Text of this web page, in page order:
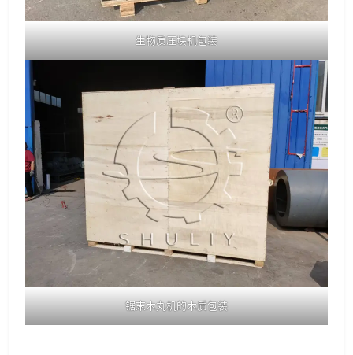
生物质压块机包装
锯末木丸机的木质包装